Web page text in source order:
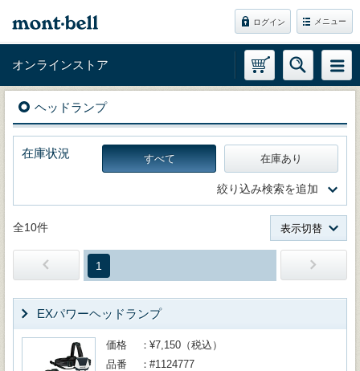
ログイン メニュー
オンラインストア
ヘッドランプ
在庫状況 すべて 在庫あり
絞り込み検索を追加
全10件 表示切替
1
EXパワーヘッドランプ
価格
¥7,150（税込）
品番
#1124777